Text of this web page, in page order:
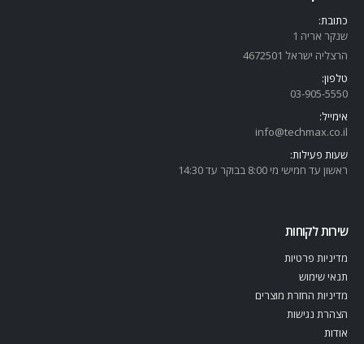
כתובת:
שנקר אריה 1
הרצליה ישראל 4672501
טלפון:
03-905-5550
אימייל:
info@techmax.co.il
שעות פעילות:
ראשון עד חמישי מי 8:00 בבוקר עד 14:30
שירות לקוחות
מדיניות פרטיות
תנאי שימוש
מדיניות החזרת מוצרים
הצהרת נגישות
אודות